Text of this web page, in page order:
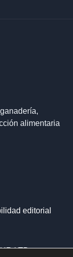
alimentaria
editorial
LTD ·